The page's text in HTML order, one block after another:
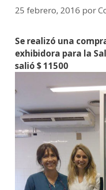
25 febrero, 2016 por
Se realizó una
exhibidora para la
salió $ 11500